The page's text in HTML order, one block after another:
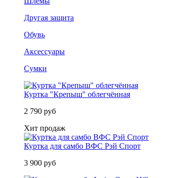
Другая защита
Обувь
Аксессуары
Сумки
Куртка "Крепыш" облегчённая
2 790 руб
Хит продаж
Куртка для самбо ВФС Рэй Спорт
3 900 руб